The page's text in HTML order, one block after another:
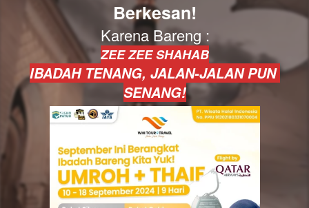
Berkesan!
Karena Bareng :
ZEE ZEE SHAHAB
IBADAH TENANG, JALAN-JALAN PUN
SENANG!